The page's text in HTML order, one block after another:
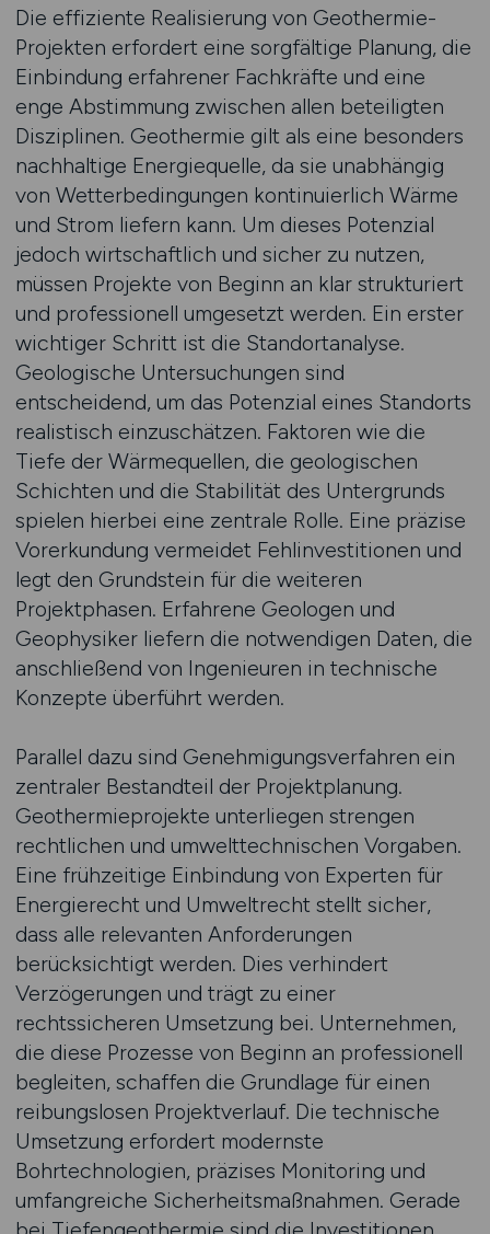
Die effiziente Realisierung von Geothermie-
Projekten erfordert eine sorgfältige Planung, die
Einbindung erfahrener Fachkräfte und eine
enge Abstimmung zwischen allen beteiligten
Disziplinen. Geothermie gilt als eine besonders
nachhaltige Energiequelle, da sie unabhängig
von Wetterbedingungen kontinuierlich Wärme
und Strom liefern kann. Um dieses Potenzial
jedoch wirtschaftlich und sicher zu nutzen,
müssen Projekte von Beginn an klar strukturiert
und professionell umgesetzt werden. Ein erster
wichtiger Schritt ist die Standortanalyse.
Geologische Untersuchungen sind
entscheidend, um das Potenzial eines Standorts
realistisch einzuschätzen. Faktoren wie die
Tiefe der Wärmequellen, die geologischen
Schichten und die Stabilität des Untergrunds
spielen hierbei eine zentrale Rolle. Eine präzise
Vorerkundung vermeidet Fehlinvestitionen und
legt den Grundstein für die weiteren
Projektphasen. Erfahrene Geologen und
Geophysiker liefern die notwendigen Daten, die
anschließend von Ingenieuren in technische
Konzepte überführt werden.
Parallel dazu sind Genehmigungsverfahren ein
zentraler Bestandteil der Projektplanung.
Geothermieprojekte unterliegen strengen
rechtlichen und umwelttechnischen Vorgaben.
Eine frühzeitige Einbindung von Experten für
Energierecht und Umweltrecht stellt sicher,
dass alle relevanten Anforderungen
berücksichtigt werden. Dies verhindert
Verzögerungen und trägt zu einer
rechtssicheren Umsetzung bei. Unternehmen,
die diese Prozesse von Beginn an professionell
begleiten, schaffen die Grundlage für einen
reibungslosen Projektverlauf. Die technische
Umsetzung erfordert modernste
Bohrtechnologien, präzises Monitoring und
umfangreiche Sicherheitsmaßnahmen. Gerade